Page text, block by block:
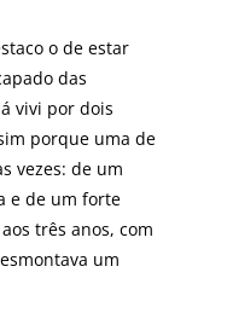
o de estar
das
vivi por dois
porque uma de
vezes: de um
e de um forte
três anos, com
um